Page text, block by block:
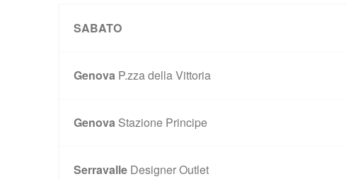
SABATO
Genova P.zza della Vittoria
Genova Stazione Principe
Serravalle Designer Outlet